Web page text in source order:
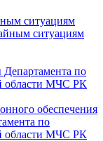
ситуациям
ситуациям
по
области МЧС РК
обеспечения
по
области МЧС РК